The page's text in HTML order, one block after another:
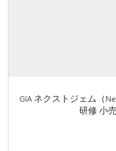
GIA ネクストジェム（
研修 小